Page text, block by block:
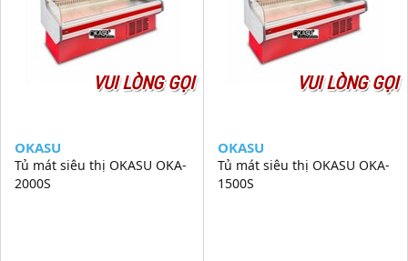
VUI LÒNG GỌI
OKASU
Tủ mát siêu thị OKASU OKA-
2000S
VUI LÒNG GỌI
OKASU
Tủ mát siêu thị OKASU OKA-
1500S